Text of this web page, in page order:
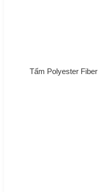
Tấm Polyester Fiber